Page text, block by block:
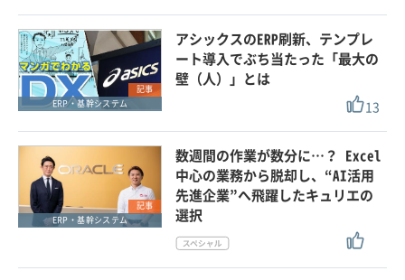
記事
ERP・基幹システム
アシックスのERP刷新、テンプレ
ート導入でぶち当たった「最大の
壁（人）」とは
13
記事
ERP・基幹システム
数週間の作業が数分に…？ Excel
中心の業務から脱却し、“AI活用
先進企業”へ飛躍したキュリエの
選択